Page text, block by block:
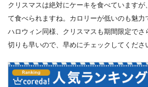
クリスマスは絶対にケーキを食べていますが
て食べられますね。カロリーが低いのも魅力
ハロウィン同様、クリスマスも期間限定でさ
切りも早いので、早めにチェックしてくださ